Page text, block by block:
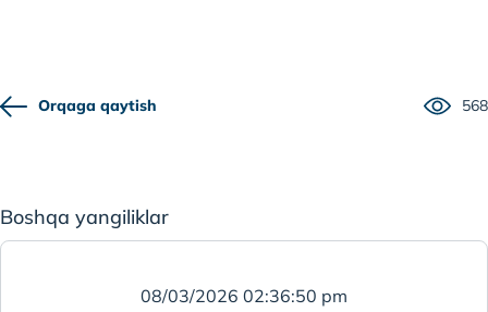
Orqaga qaytish 568
Boshqa yangiliklar
08/03/2026 02:36:50 pm